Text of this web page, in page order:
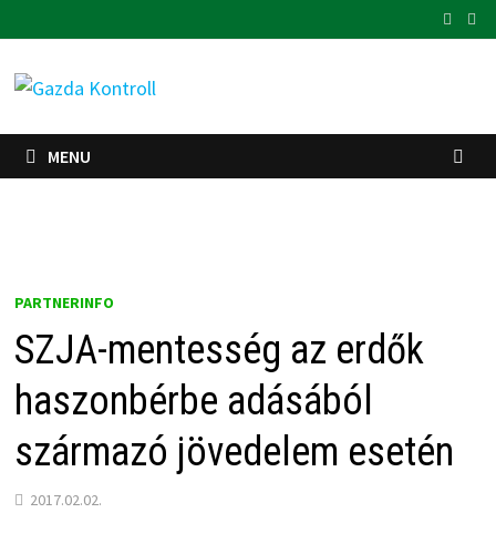
to
content
MENU
PARTNERINFO
SZJA-mentesség az erdők
haszonbérbe adásából
származó jövedelem esetén
2017.02.02.